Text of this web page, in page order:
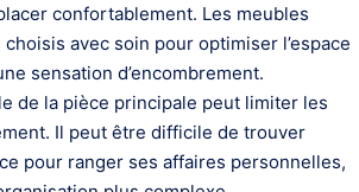
confortablement. Les meubles
avec soin pour optimiser l’espace
sensation d’encombrement.
de la pièce principale peut limiter les
Il peut être difficile de trouver
pour ranger ses affaires personnelles,